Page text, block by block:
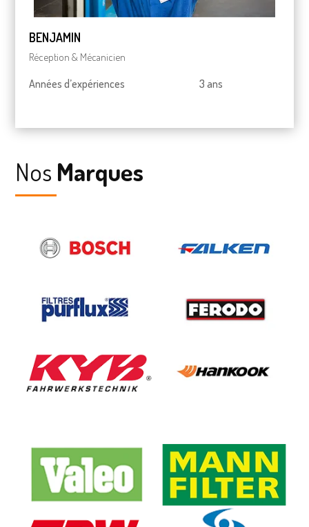
BENJAMIN
Réception & Mécanicien
Années d’expériences 3 ans
Nos Marques